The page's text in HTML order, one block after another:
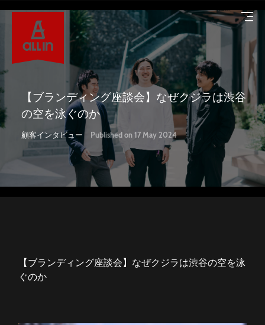
About
オールインについて
Service
Company
【ブランディング座談会】なぜクジラは渋谷
の空を泳ぐのか
顧客インタビュー Published on 17 May 2024
【ブランディング座談会】なぜクジラは渋谷の空を泳
ぐのか